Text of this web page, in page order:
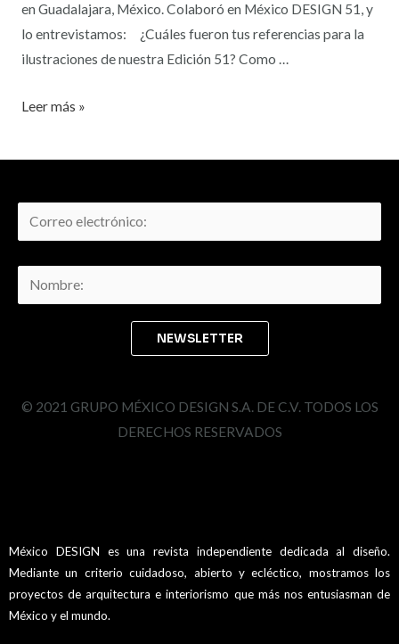
en Guadalajara, México. Colaboró en México DESIGN 51, y
lo entrevistamos: ¿Cuáles fueron tus referencias para la
ilustraciones de nuestra Edición 51? Como …
Leer más »
© 2021 GRUPO MÉXICO DESIGN S.A. DE C.V. TODOS LOS
DERECHOS RESERVADOS
México DESIGN es una revista independiente dedicada al diseño.
Mediante un criterio cuidadoso, abierto y ecléctico, mostramos los
proyectos de arquitectura e interiorismo que más nos entusiasman de
México y el mundo.